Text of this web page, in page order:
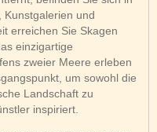
Kunstgalerien und
erreichen Sie Skagen
einzigartige
zweier Meere erleben
um sowohl die
Landschaft zu
inspiriert.